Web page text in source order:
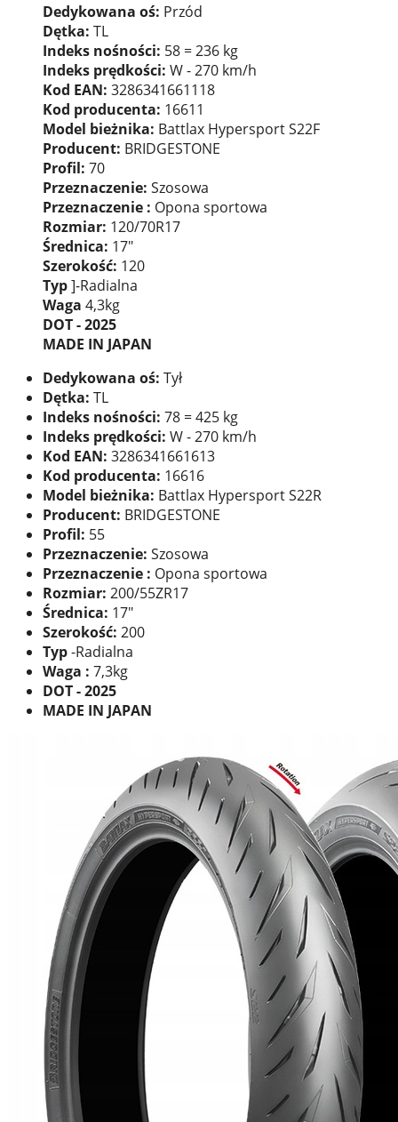
Dedykowana oś: Przód
Dętka: TL
Indeks nośności: 58 = 236 kg
Indeks prędkości: W - 270 km/h
Kod EAN: 3286341661118
Kod producenta: 16611
Model bieżnika: Battlax Hypersport S22F
Producent: BRIDGESTONE
Profil: 70
Przeznaczenie: Szosowa
Przeznaczenie : Opona sportowa
Rozmiar: 120/70R17
Średnica: 17"
Szerokość: 120
Typ]-Radialna
Waga 4,3kg
DOT - 2025
MADE IN JAPAN
Dedykowana oś: Tył
Dętka: TL
Indeks nośności: 78 = 425 kg
Indeks prędkości: W - 270 km/h
Kod EAN: 3286341661613
Kod producenta: 16616
Model bieżnika: Battlax Hypersport S22R
Producent: BRIDGESTONE
Profil: 55
Przeznaczenie: Szosowa
Przeznaczenie : Opona sportowa
Rozmiar: 200/55ZR17
Średnica: 17"
Szerokość: 200
Typ-Radialna
Waga : 7,3kg
DOT - 2025
MADE IN JAPAN